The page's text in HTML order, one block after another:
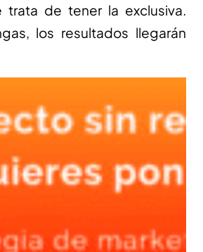
trata de tener la exclusiva.
los resultados llegarán